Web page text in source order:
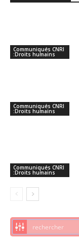
Communiqués CNRI
:Droits humains
Communiqués CNRI
:Droits humains
Communiqués CNRI
:Droits humains